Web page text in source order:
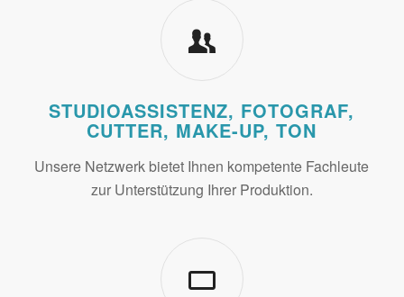
STUDIOASSISTENZ, FOTOGRAF,
CUTTER, MAKE-UP, TON
Unsere Netzwerk bietet Ihnen kompetente Fachleute
zur Unterstützung Ihrer Produktion.